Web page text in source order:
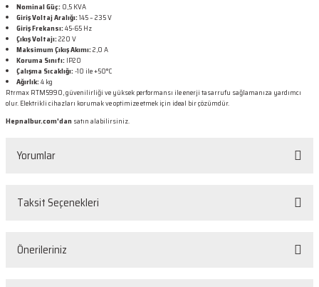
Nominal Güç:0,5 KVA
Giriş Voltaj Aralığı:145 – 235 V
Giriş Frekansı:45-65 Hz
Çıkış Voltajı:220 V
Maksimum Çıkış Akımı:2,0 A
Koruma Sınıfı:IP20
Çalışma Sıcaklığı:-10 ile +50°C
Ağırlık:4 kg
Rtrmax RTM5990, güvenilirliği ve yüksek performansı ile enerji tasarrufu sağlamanıza yardımcı
olur. Elektrikli cihazları korumak ve optimize etmek için ideal bir çözümdür.
Hepnalbur.com'dansatın alabilirsiniz.
Yorumlar
Taksit Seçenekleri
Önerileriniz